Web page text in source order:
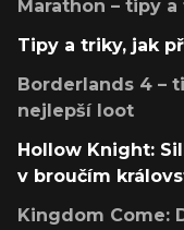
Marathon – tipy
Tipy a triky, jak
Borderlands 4 –
nejlepší loot
Hollow Knight:
v broučím
Kingdom Come: